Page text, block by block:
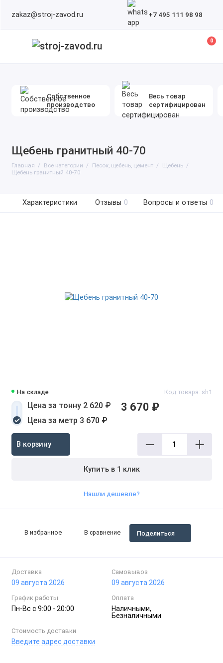
zakaz@stroj-zavod.ru +7 495 111 98 98
0
Собственное
производство
Весь товар
сертифицирован
Щебень гранитный 40-70
Главная Все категории Песок, щебень, цемент
Щебень
Щебень гранитный 40-70
Характеристики Отзывы 0 Вопросы и ответы 0
На складе Код товара: sh1
Цена за тонну 2 620 ₽
Цена за метр 3 670 ₽
3 670 ₽
В корзину
Купить в 1 клик
Нашли дешевле?
Доставка
09 августа 2026
Самовывоз
09 августа 2026
График работы
Пн-Вc с 9:00 - 20:00
Оплата
Наличными,
Безналичными
Стоимость доставки
Введите адрес доставки
В избранное В сравнение Поделиться